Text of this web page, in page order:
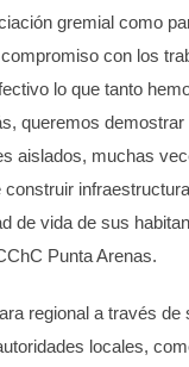
gremial como
con los
lo que tanto
queremos demostrar
aislados, muchas
de vida de sus
Punta Arenas.
regional a través de
locales,